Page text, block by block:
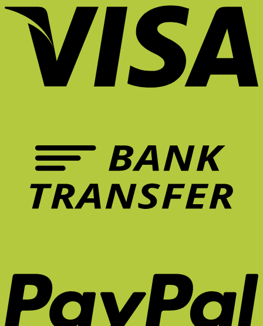
ทำการ
บ้าน
บ้าน
ยัง
มี
ชีวิต
ขึ้น?
Unexpected
Theory
เก้าอี้
สำคัญ
ต่อ
นั่ง
ยัง
ไง
ไม่
ให้
ล้า?
ควร
หน้า
ร้อน
เก้าอี้
เพื่อ
สุขภาพ
คุ้ม
ระยะ
ยาว
ไหม?